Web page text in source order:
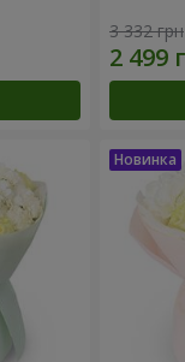
3 332 грн